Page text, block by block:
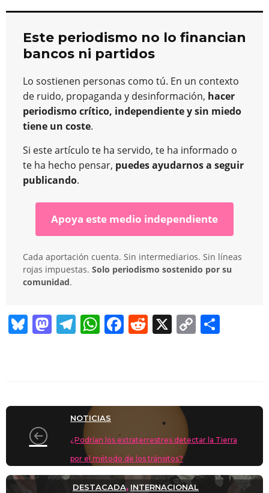
Este periodismo no lo financian
bancos ni partidos
Lo sostienen personas como tú. En un contexto
de ruido, propaganda y desinformación, hacer
periodismo crítico, independiente y sin miedo
tiene un coste.
Si este artículo te ha servido, te ha informado o
te ha hecho pensar, puedes ayudarnos a seguir
publicando.
Apoya este medio independiente
Cada aportación cuenta. Sin intermediarios. Sin líneas
rojas impuestas. Solo periodismo sostenido por su
comunidad.
Bl
y
M
d
T
a
m
W
A
p
p
F
b
o
k
R
t
X C
Li
k
ar
NOTICIAS
¿Podrían los extraterrestres detectar la Tierra
por el método de los tránsitos?
DESTACADA, INTERNACIONAL